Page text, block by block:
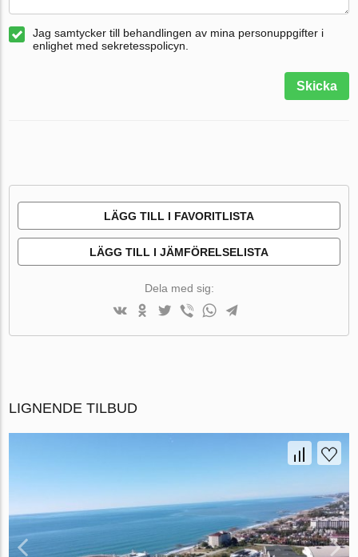
Jag samtycker till behandlingen av mina personuppgifter i
enlighet med sekretesspolicyn.
Skicka
LÄGG TILL I FAVORITLISTA
LÄGG TILL I JÄMFÖRELSELISTA
Dela med sig:
LIGNENDE TILBUD